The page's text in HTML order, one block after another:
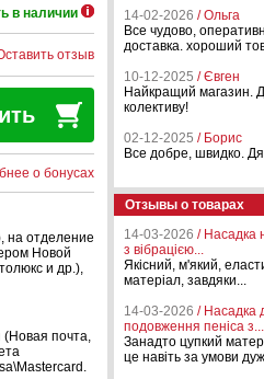
в наличии
отзыв
о бонусах
на отделение
Новой
и др.),
(Новая почта,
14-02-2026 / Ольга
Все чудово,
доставка. хороший
10-12-2025 / Євген
Найкращий магазин.
колективу!
02-12-2025 / Борис
Все добре, швидко.
Отзывы о товарах
14-03-2026 / Насадка
з вібрацією...
Якісний, м'який,
матеріал, завдяки...
14-03-2026 / Насадка
подовження пеніса з...
Занадто цупкий
це навіть за умови